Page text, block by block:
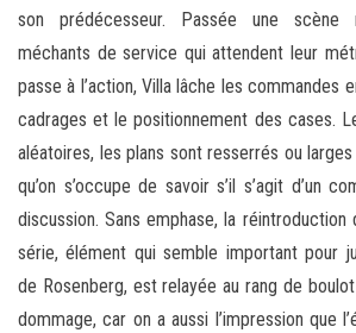
son prédécesseur. Passée une scène
méchants de service qui attendent leur
passe à l’action, Villa lâche les commandes
cadrages et le positionnement des cases.
aléatoires, les plans sont resserrés ou
qu’on s’occupe de savoir s’il s’agit d’un
discussion. Sans emphase, la réintroduction
série, élément qui semble important pour
de Rosenberg, est relayée au rang de
dommage, car on a aussi l’impression que